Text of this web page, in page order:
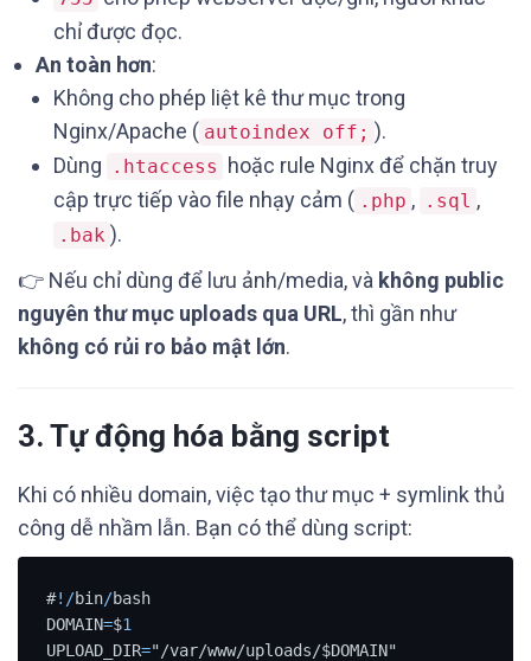
chỉ được đọc.
An toàn hơn:
Không cho phép liệt kê thư mục trong
Nginx/Apache ( autoindex off; ).
Dùng
.htaccess
hoặc rule Nginx để chặn truy
cập trực tiếp vào file nhạy cảm ( .php , .sql ,
.bak ).
👉 Nếu chỉ dùng để lưu ảnh/media, và không public
nguyên thư mục uploads qua URL, thì gần như
không có rủi ro bảo mật lớn.
3. Tự động hóa bằng script
Khi có nhiều domain, việc tạo thư mục + symlink thủ
công dễ nhầm lẫn. Bạn có thể dùng script:
#! /bin/bash
DOMAIN=$1
UPLOAD_DIR="/var/www/uploads/$DOMAIN"